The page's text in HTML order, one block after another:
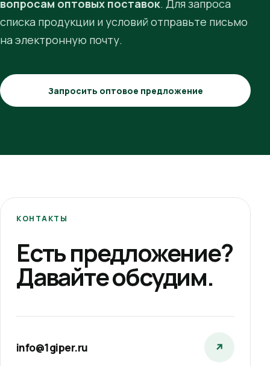
вопросам оптовых поставок. Для запроса
списка продукции и условий отправьте письмо
на электронную почту.
Запросить оптовое предложение
КОНТАКТЫ
Есть предложение?
Давайте обсудим.
info@1giper.ru ↗